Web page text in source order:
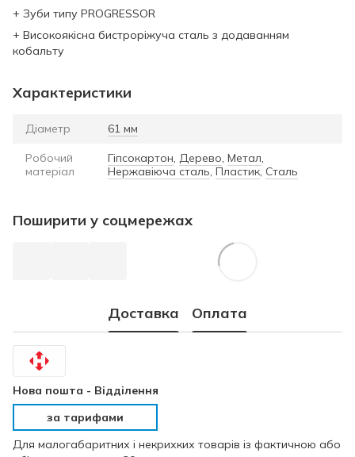
+ Зуби типу PROGRESSOR
+ Високоякісна бистроріжуча сталь з додаванням
кобальту
Характеристики
Діаметр 61 мм
Робочий
матеріал
Гіпсокартон Дерево Метал
Нержавіюча сталь Пластик Сталь
Поширити у соцмережах
Доставка Оплата
Нова пошта - Відділення
за тарифами
Для малогабаритних і некрихких товарів із фактичною або